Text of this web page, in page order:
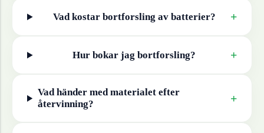
Vad kostar bortforsling av batterier? +
Hur bokar jag bortforsling? +
Vad händer med materialet efter
återvinning?
+